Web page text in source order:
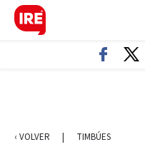
‹ VOLVER | TIMBÚES